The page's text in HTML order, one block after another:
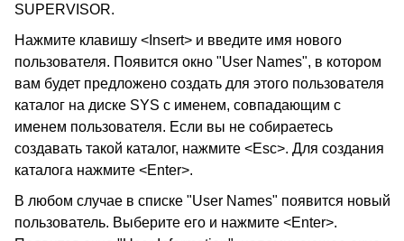
SUPERVISOR.
Нажмите клавишу <Insert> и введите имя нового
пользователя. Появится окно "User Names", в котором
вам будет предложено создать для этого пользователя
каталог на диске SYS с именем, совпадающим с
именем пользователя. Если вы не собираетесь
создавать такой каталог, нажмите <Esc>. Для создания
каталога нажмите <Enter>.
В любом случае в списке "User Names" появится новый
пользователь. Выберите его и нажмите <Enter>.